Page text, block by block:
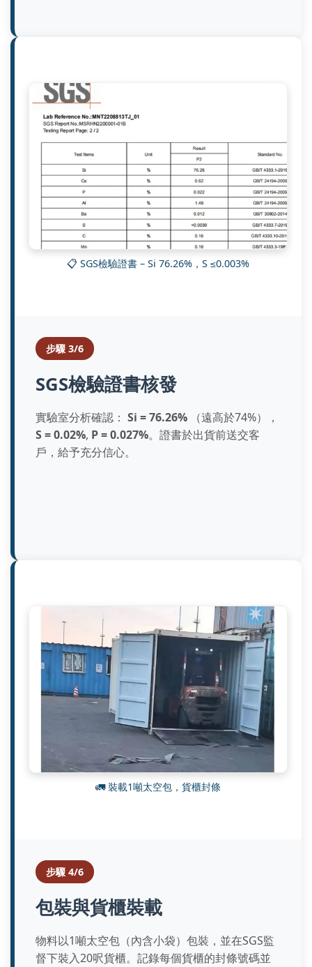
步驟 3/6
SGS檢驗證書核發
實驗室分析確認： Si = 76.26% （遠高於74%），
S = 0.02%, P = 0.027%。證書於出貨前送交客
戶，給予充分信心。
📋 SGS檢驗證書 – Si 76.26%，S ≤0.003%
步驟 4/6
包裝與貨櫃裝載
物料以1噸太空包（內含小袋）包裝，並在SGS監
督下裝入20呎貨櫃。記錄每個貨櫃的封條號碼並
🚛 裝載1噸太空包，貨櫃封條